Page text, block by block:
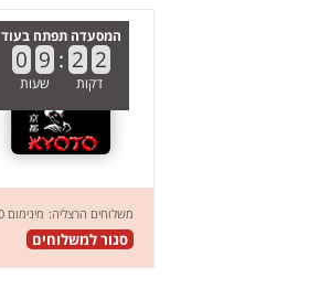
המסעדה תפתח בעוד
0 9 : 2 2
דקות שעות
משלוחים הרצליה: מינימום 70 ₪
סגור למשלוחים